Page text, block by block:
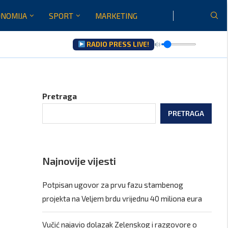
SPORT MARKETING
RADIO PRESS LIVE!
Pretraga
PRETRAGA
Najnovije vijesti
Potpisan ugovor za prvu fazu stambenog
projekta na Veljem brdu vrijednu 40 miliona eura
Vučić najavio dolazak Zelenskog i razgovore o